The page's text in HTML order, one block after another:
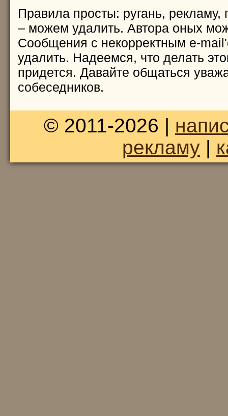
Правила просты: ругань, рекламу,
– можем удалить. Автора оных
Сообщения с некорректным e-
удалить. Надеемся, что делать
придется. Давайте общаться
собеседников.
© 2011-2026 |
рекламу|